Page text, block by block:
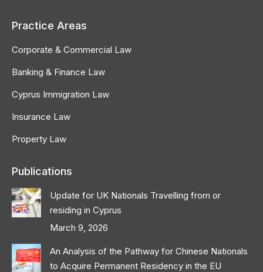
Practice Areas
Corporate & Commercial Law
Banking & Finance Law
Cyprus Immigration Law
Insurance Law
Property Law
Publications
Update for UK Nationals Travelling from or
residing in Cyprus
March 9, 2026
An Analysis of the Pathway for Chinese Nationals
to Acquire Permanent Residency in the EU